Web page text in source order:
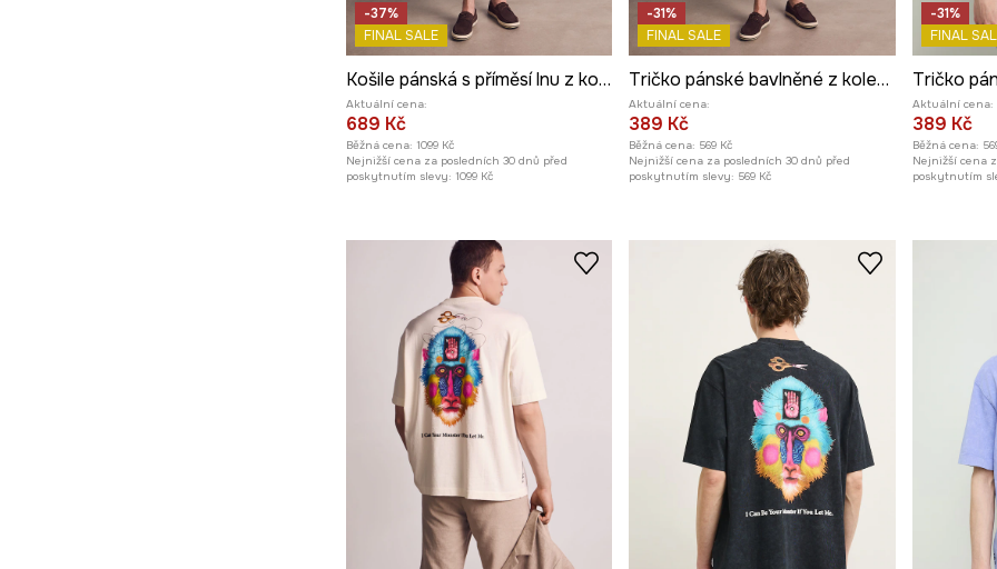
-37%
FINAL SALE
Košile pánská s příměsí lnu z kolekce Kit Mizeres x Medicine
Aktuální cena:
689 Kč
Běžná cena: 1099 Kč
Nejnižší cena za posledních 30 dnů před
poskytnutím slevy: 1099 Kč
-31%
FINAL SALE
Tričko pánské bavlněné z kolekce Kit Mizeres x Medicine
Aktuální cena:
389 Kč
Běžná cena: 569 Kč
Nejnižší cena za posledních 30 dnů před
poskytnutím slevy: 569 Kč
-31%
FINAL
Aktuální cena:
389 Kč
Běžná cena:
Nejnižší cena
poskytnutím